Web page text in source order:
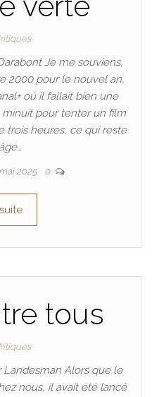
Je me souviens,
2000 pour le nouvel an,
où il fallait bien une
pour tenter un film
trois heures, ce qui reste
2025 0
tous
Landesman Alors que le
nous, il avait été lancé